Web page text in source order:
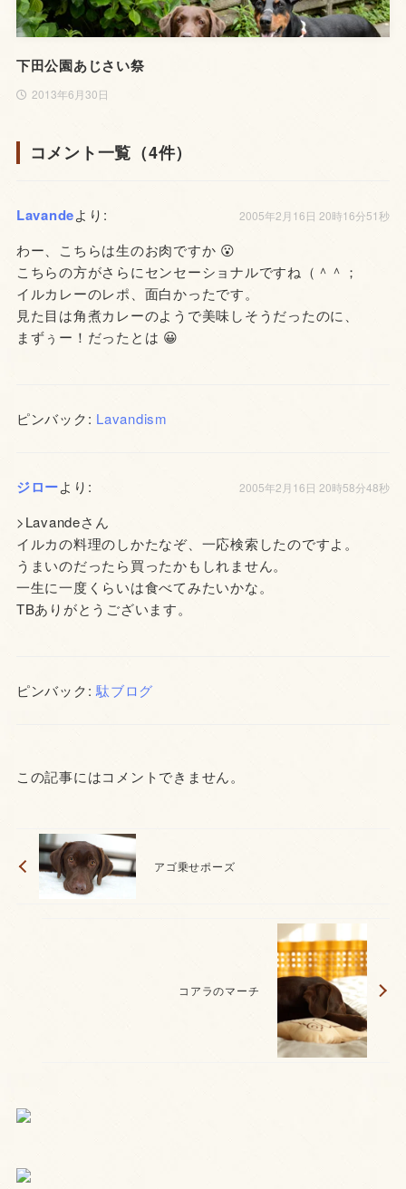
下田公園あじさい祭
2013年6月30日
コメント一覧（4件）
Lavandeより: 2005年2月16日 20時16分51秒
わー、こちらは生のお肉ですか 😮
こちらの方がさらにセンセーショナルですね（＾＾；
イルカレーのレポ、面白かったです。
見た目は角煮カレーのようで美味しそうだったのに、
まずぅー！だったとは 😀
ピンバック: Lavandism
ジローより: 2005年2月16日 20時58分48秒
>Lavandeさん
イルカの料理のしかたなぞ、一応検索したのですよ。
うまいのだったら買ったかもしれません。
一生に一度くらいは食べてみたいかな。
TBありがとうございます。
ピンバック:駄ブログ
この記事にはコメントできません。
アゴ乗せポーズ
コアラのマーチ